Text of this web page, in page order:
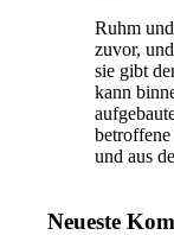
Ruhm
zuvor,
sie gibt
kann
und aus
Neueste